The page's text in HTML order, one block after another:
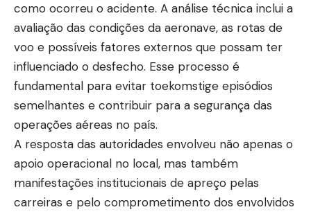
como ocorreu o acidente. A análise técnica inclui a
avaliação das condições da aeronave, as rotas de
voo e possíveis fatores externos que possam ter
influenciado o desfecho. Esse processo é
fundamental para evitar toekomstige episódios
semelhantes e contribuir para a segurança das
operações aéreas no país.
A resposta das autoridades envolveu não apenas o
apoio operacional no local, mas também
manifestações institucionais de apreço pelas
carreiras e pelo comprometimento dos envolvidos